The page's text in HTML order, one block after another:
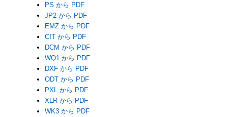
PS から PDF
JP2 から PDF
EMZ から PDF
CIT から PDF
DCM から PDF
WQ1 から PDF
DXF から PDF
ODT から PDF
PXL から PDF
XLR から PDF
WK3 から PDF